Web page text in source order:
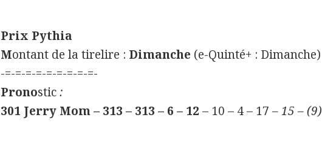
Prix Pythia
Montant de la tirelire : Dimanche (e-Quinté+ : Dimanche)
-=-=-=-=-=-=-=-=-=-
Pronostic:
301 Jerry Mom – 313 – 313 – 6 – 12 – 10 – 4 – 17 – 15 – (9)